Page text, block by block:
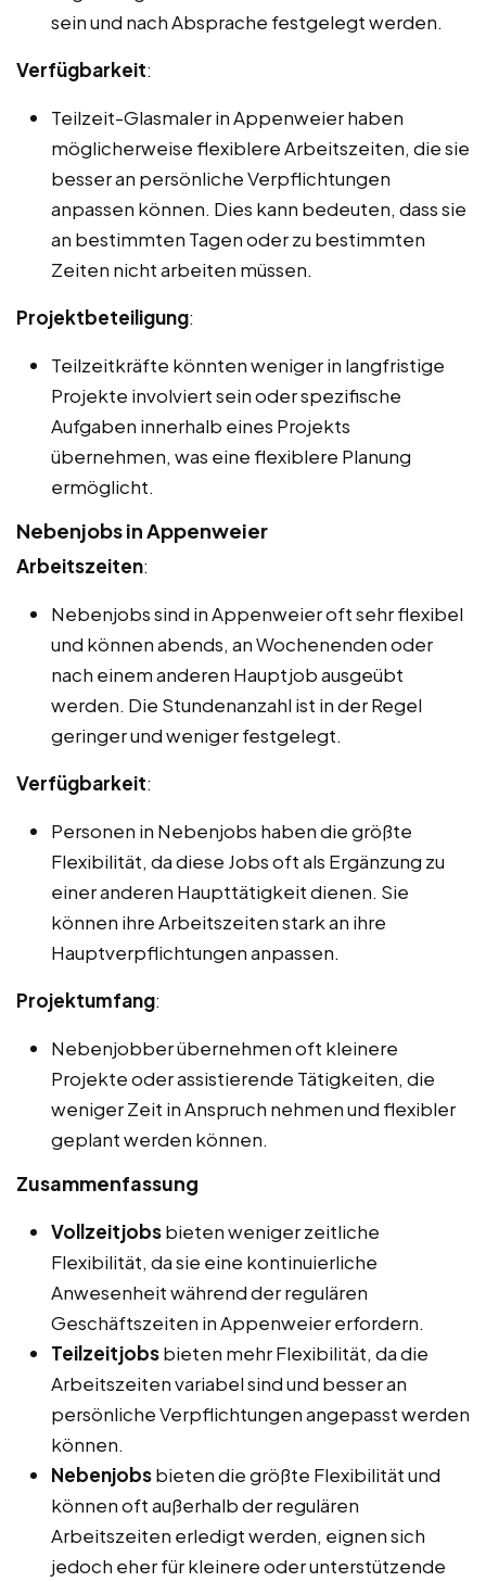
sein und nach Absprache festgelegt werden.
Verfügbarkeit:
Teilzeit-Glasmaler in Appenweier haben
möglicherweise flexiblere Arbeitszeiten, die sie
besser an persönliche Verpflichtungen
anpassen können. Dies kann bedeuten, dass sie
an bestimmten Tagen oder zu bestimmten
Zeiten nicht arbeiten müssen.
Projektbeteiligung:
Teilzeitkräfte könnten weniger in langfristige
Projekte involviert sein oder spezifische
Aufgaben innerhalb eines Projekts
übernehmen, was eine flexiblere Planung
ermöglicht.
Nebenjobs in Appenweier
Arbeitszeiten:
Nebenjobs sind in Appenweier oft sehr flexibel
und können abends, an Wochenenden oder
nach einem anderen Hauptjob ausgeübt
werden. Die Stundenanzahl ist in der Regel
geringer und weniger festgelegt.
Verfügbarkeit:
Personen in Nebenjobs haben die größte
Flexibilität, da diese Jobs oft als Ergänzung zu
einer anderen Haupttätigkeit dienen. Sie
können ihre Arbeitszeiten stark an ihre
Hauptverpflichtungen anpassen.
Projektumfang:
Nebenjobber übernehmen oft kleinere
Projekte oder assistierende Tätigkeiten, die
weniger Zeit in Anspruch nehmen und flexibler
geplant werden können.
Zusammenfassung
Vollzeitjobsbieten weniger zeitliche
Flexibilität, da sie eine kontinuierliche
Anwesenheit während der regulären
Geschäftszeiten in Appenweier erfordern.
Teilzeitjobsbieten mehr Flexibilität, da die
Arbeitszeiten variabel sind und besser an
persönliche Verpflichtungen angepasst werden
können.
Nebenjobsbieten die größte Flexibilität und
können oft außerhalb der regulären
Arbeitszeiten erledigt werden, eignen sich
jedoch eher für kleinere oder unterstützende